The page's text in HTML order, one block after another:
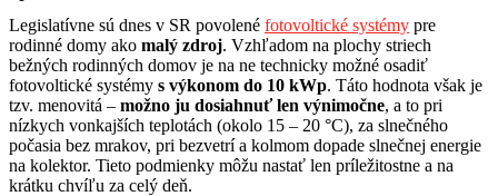
Legislatívne sú dnes v SR povolené fotovoltické systémy pre
rodinné domy ako malý zdroj. Vzhľadom na plochy striech
bežných rodinných domov je na ne technicky možné osadiť
fotovoltické systémy s výkonom do 10 kWp. Táto hodnota však je
tzv. menovitá – možno ju dosiahnuť len výnimočne, a to pri
nízkych vonkajších teplotách (okolo 15 – 20 °C), za slnečného
počasia bez mrakov, pri bezvetrí a kolmom dopade slnečnej energie
na kolektor. Tieto podmienky môžu nastať len príležitostne a na
krátku chvíľu za celý deň.